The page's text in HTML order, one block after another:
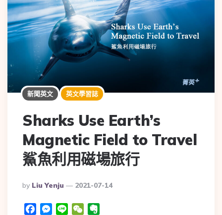
新聞英文 英文學習誌
Sharks Use Earth’s
Magnetic Field to Travel
鯊魚利用磁場旅行
By Liu Yenju 2021-07-14
FacebookMessenger
Line WeChat